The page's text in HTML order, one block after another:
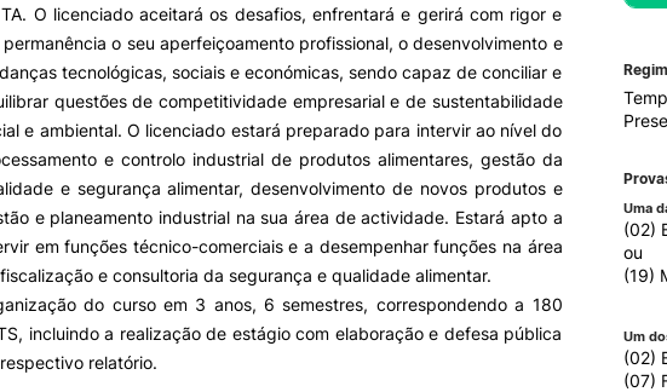
o IPC
Estudantes
II&D E EMPRESAS
Empresas
INOPOL Academia de
Empreendedorismo
i2A - Instituto de Investigação
Produção Científica
Coimbra iTEC
AÇÃO SOCIAL
Apresentação SAS UPCoimbra
Gabinete de Apoio ao Estudante
– GAE
Apoios Sociais Diretos
Alojamento
Alimentação
Saúde & Bem-Estar
Observatório
O licenciado aceitará os desafios, enfrentará e gerirá com rigor e
permanência o seu aperfeiçoamento profissional, o desenvolvimento e
tecnológicas, sociais e económicas, sendo capaz de conciliar e
questões de competitividade empresarial e de sustentabilidade
e ambiental. O licenciado estará preparado para intervir ao nível do
e controlo industrial de produtos alimentares, gestão da
e segurança alimentar, desenvolvimento de novos produtos e
e planeamento industrial na sua área de actividade. Estará apto a
em funções técnico-comerciais e a desempenhar funções na área
e consultoria da segurança e qualidade alimentar.
do curso em 3 anos, 6 semestres, correspondendo a 180
incluindo a realização de estágio com elaboração e defesa pública
relatório.
Uma
(02)
ou
(19)
Um
(02)
(07)